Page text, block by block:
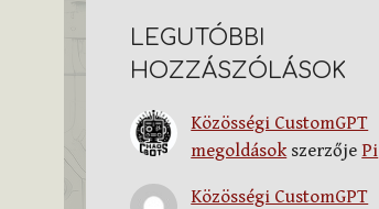
LEGUTÓBBI
HOZZÁSZÓLÁSOK
Közösségi CustomGPT
megoldásokszerzője Pi
Közösségi CustomGPT